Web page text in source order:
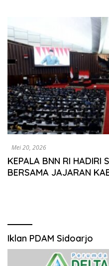
Mei 20, 2026
KEPALA BNN RI HADIRI
BERSAMA JAJARAN
Iklan PDAM Sidoarjo